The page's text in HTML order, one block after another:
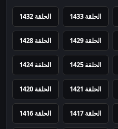
الحلقة 1433 الحلقة 1432
الحلقة 1429 الحلقة 1428
الحلقة 1425 الحلقة 1424
الحلقة 1421 الحلقة 1420
الحلقة 1417 الحلقة 1416